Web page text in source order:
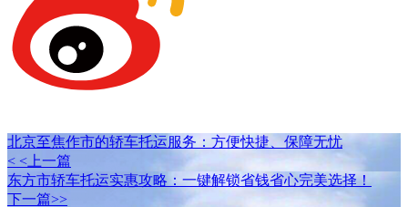
北京至焦作市的轿车托运服务：方便快捷、保障无忧
< <上一篇
东方市轿车托运实惠攻略：一键解锁省钱省心完美选择！
下一篇>>